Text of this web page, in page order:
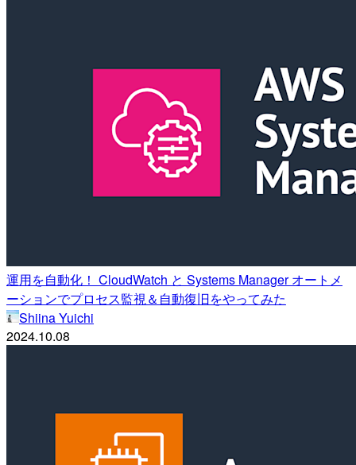
運用を自動化！ CloudWatch と Systems Manager オートメ
ーションでプロセス監視＆自動復旧をやってみた
Shiina Yuichi
2024.10.08